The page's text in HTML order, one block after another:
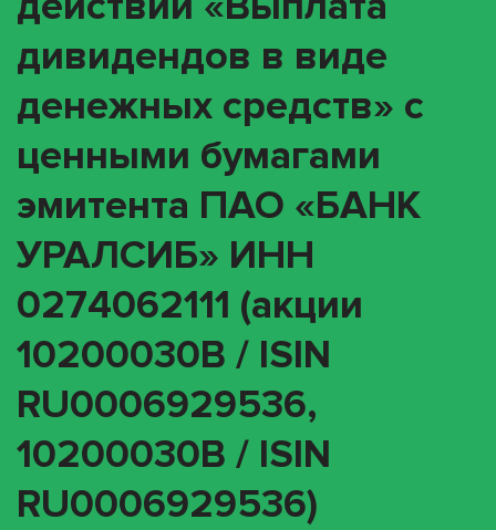
дивидендов в виде
денежных средств» с
ценными бумагами
эмитента ПАО «БАНК
УРАЛСИБ» ИНН
0274062111 (акции
10200030B / ISIN
RU0006929536,
10200030B / ISIN
RU0006929536)